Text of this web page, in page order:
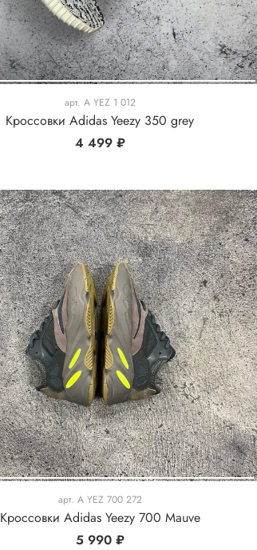
арт. A YEZ 1 012
Кроссовки Adidas Yeezy 350 grey
4 499 ₽
арт. A YEZ 700 272
Кроссовки Adidas Yeezy 700 Mauve
5 990 ₽